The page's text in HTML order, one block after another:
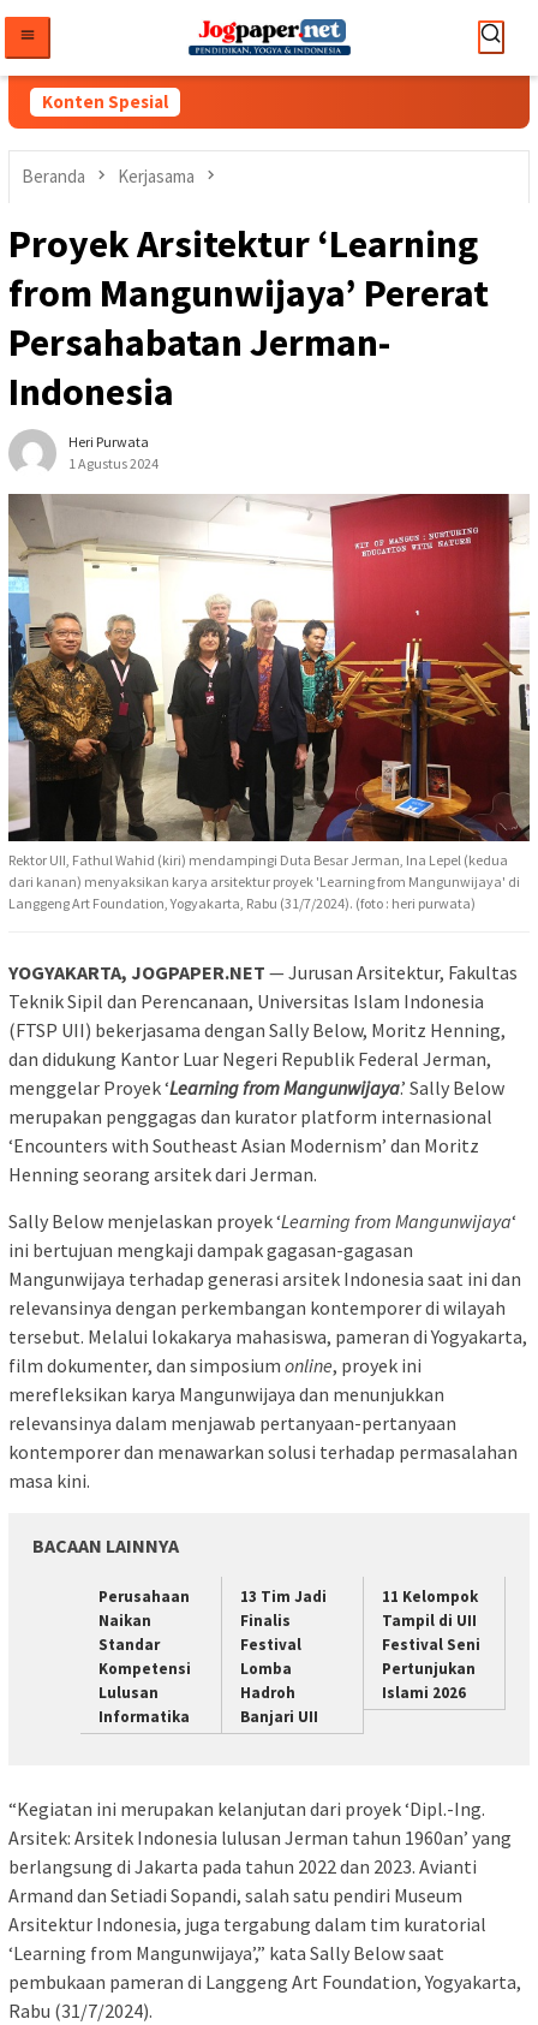
konten
Konten Spesial
Beranda Kerjasama
Proyek Arsitektur ‘Learning
from Mangunwijaya’ Pererat
Persahabatan Jerman-
Indonesia
Heri Purwata
1 Agustus 2024
Rektor UII, Fathul Wahid (kiri) mendampingi Duta Besar Jerman, Ina Lepel (kedua
dari kanan) menyaksikan karya arsitektur proyek 'Learning from Mangunwijaya' di
Langgeng Art Foundation, Yogyakarta, Rabu (31/7/2024). (foto : heri purwata)
YOGYAKARTA, JOGPAPER.NET — Jurusan Arsitektur, Fakultas
Teknik Sipil dan Perencanaan, Universitas Islam Indonesia
(FTSP UII) bekerjasama dengan Sally Below, Moritz Henning,
dan didukung Kantor Luar Negeri Republik Federal Jerman,
menggelar Proyek ‘Learning from Mangunwijaya.’ Sally Below
merupakan penggagas dan kurator platform internasional
‘Encounters with Southeast Asian Modernism’ dan Moritz
Henning seorang arsitek dari Jerman.
Sally Below menjelaskan proyek ‘Learning from Mangunwijaya‘
ini bertujuan mengkaji dampak gagasan-gagasan
Mangunwijaya terhadap generasi arsitek Indonesia saat ini dan
relevansinya dengan perkembangan kontemporer di wilayah
tersebut. Melalui lokakarya mahasiswa, pameran di Yogyakarta,
film dokumenter, dan simposium online, proyek ini
merefleksikan karya Mangunwijaya dan menunjukkan
relevansinya dalam menjawab pertanyaan-pertanyaan
kontemporer dan menawarkan solusi terhadap permasalahan
masa kini.
BACAAN LAINNYA
Perusahaan
Naikan
Standar
Kompetensi
Lulusan
Informatika
13 Tim Jadi
Finalis
Festival
Lomba
Hadroh
Banjari UII
11 Kelompok
Tampil di UII
Festival Seni
Pertunjukan
Islami 2026
“Kegiatan ini merupakan kelanjutan dari proyek ‘Dipl.-Ing.
Arsitek: Arsitek Indonesia lulusan Jerman tahun 1960an’ yang
berlangsung di Jakarta pada tahun 2022 dan 2023. Avianti
Armand dan Setiadi Sopandi, salah satu pendiri Museum
Arsitektur Indonesia, juga tergabung dalam tim kuratorial
‘Learning from Mangunwijaya’,” kata Sally Below saat
pembukaan pameran di Langgeng Art Foundation, Yogyakarta,
Rabu (31/7/2024).